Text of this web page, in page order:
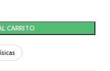
CARRITO